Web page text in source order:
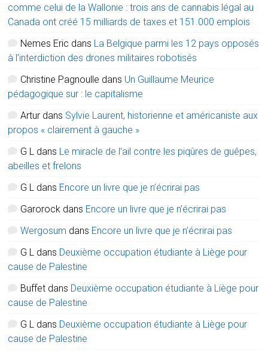
comme celui de la Wallonie : trois ans de cannabis légal au
Canada ont créé 15 milliards de taxes et 151.000 emplois
Nemes Eric dans La Belgique parmi les 12 pays opposés
à l’interdiction des drones militaires robotisés
Christine Pagnoulle dans Un Guillaume Meurice
pédagogique sur : le capitalisme
Artur dans Sylvie Laurent, historienne et américaniste aux
propos « clairement à gauche »
G L dans Le miracle de l’ail contre les piqûres de guêpes,
abeilles et frelons
G L dans Encore un livre que je n’écrirai pas
Garorock dans Encore un livre que je n’écrirai pas
Wergosum dans Encore un livre que je n’écrirai pas
G L dans Deuxième occupation étudiante à Liège pour
cause de Palestine
Buffet dans Deuxième occupation étudiante à Liège pour
cause de Palestine
G L dans Deuxième occupation étudiante à Liège pour
cause de Palestine